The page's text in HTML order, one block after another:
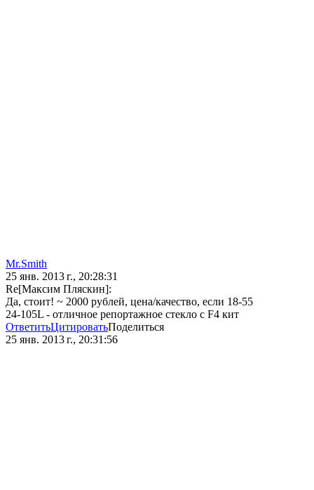
Mr.Smith
25 янв. 2013 г., 20:28:31
Re[Максим Пляскин]:
Да, стоит! ~ 2000 рублей, цена/качество, если 18-55
24-105L - отличное репортажное стекло с F4 кит
ОтветитьЦитироватьПоделиться
25 янв. 2013 г., 20:31:56